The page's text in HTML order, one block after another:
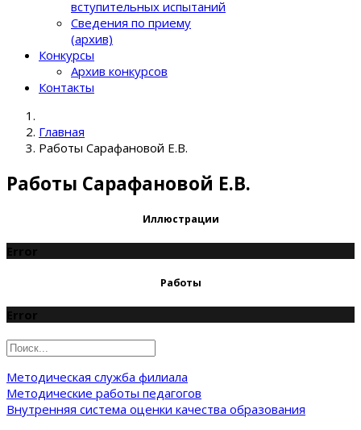
вступительных испытаний
Сведения по приему
(архив)
Конкурсы
Архив конкурсов
Контакты
Главная
Работы Сарафановой Е.В.
Работы Сарафановой Е.В.
Иллюстрации
Error
Работы
Error
Методическая служба филиала
Методические работы педагогов
Внутренняя система оценки качества образования